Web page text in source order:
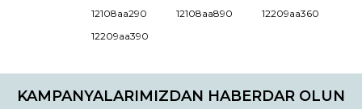
Ürün bilgilerinde hatalar bulunuyor.
Ürün fiyatı diğer sitelerden daha pahalı.
12108aa290
12108aa890
12209aa360
12209aa390
KAMPANYALARIMIZDAN HABERDAR OLUN